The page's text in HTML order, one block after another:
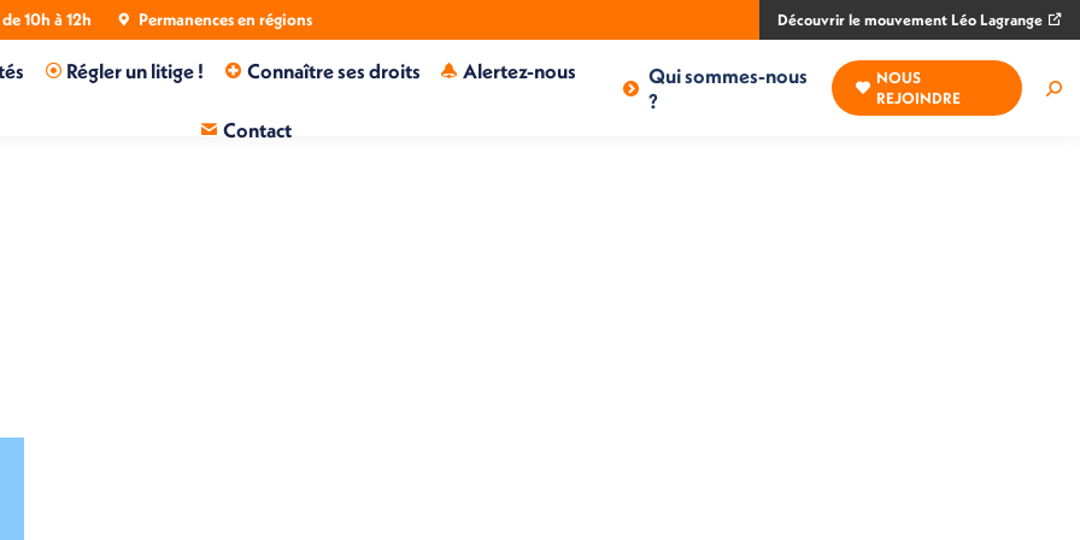
10h à 12h Permanences en régions Découvrir le mouvement Léo Lagrange
Régler un litige ! Connaître ses droits Alertez-nous
Contact
Qui sommes-nous
?
NOUS
REJOINDRE